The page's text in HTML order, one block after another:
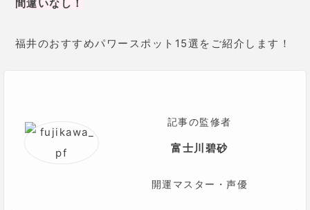
間違いなし！
福井のおすすめパワースポット15選をご紹介します！
記事の監修者
富士川碧砂
開運マスター・声優